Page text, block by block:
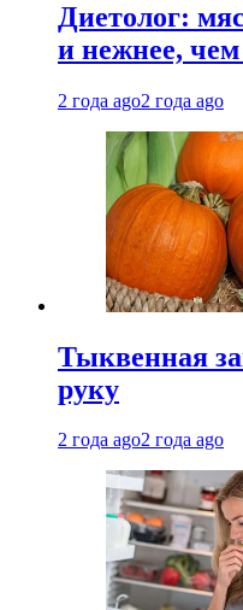
Диетолог:
и нежнее,
2 года ago2 года ago
Тыквенная
руку
2 года ago2 года ago